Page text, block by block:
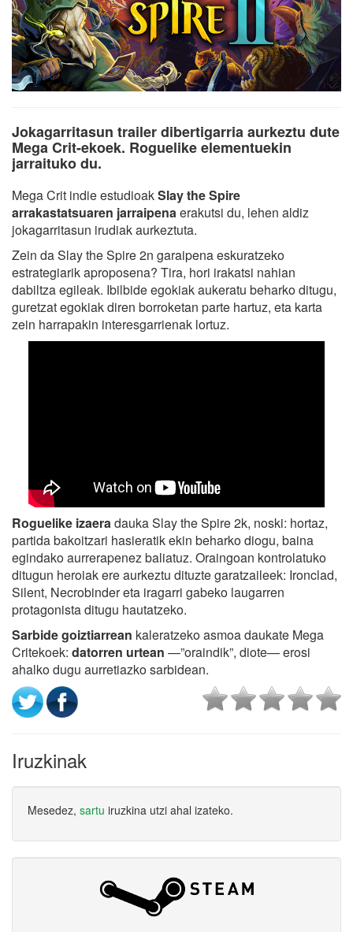
Jokagarritasun trailer dibertigarria aurkeztu dute
Mega Crit-ekoek. Roguelike elementuekin
jarraituko du.
Mega Crit indie estudioakSlay the Spire
arrakastatsuaren jarraipenaerakutsi du, lehen aldiz
jokagarritasun irudiak aurkeztuta.
Zein da Slay the Spire 2n garaipena eskuratzeko
estrategiarik aproposena? Tira, hori irakatsi nahian
dabiltza egileak. Ibilbide egokiak aukeratu beharko ditugu,
guretzat egokiak diren borroketan parte hartuz, eta karta
zein harrapakin interesgarrienak lortuz.
Roguelike izaera dauka Slay the Spire 2k, noski: hortaz,
partida bakoitzari hasieratik ekin beharko diogu, baina
egindako aurrerapenez baliatuz. Oraingoan kontrolatuko
ditugun heroiak ere aurkeztu dituzte garatzaileek: Ironclad,
Silent, Necrobinder eta iragarri gabeko laugarren
protagonista ditugu hautatzeko.
Sarbide goiztiarrean kaleratzeko asmoa daukate Mega
Critekoek: datorren urtean —”oraindik”, diote— erosi
ahalko dugu aurretiazko sarbidean.
Iruzkinak
Mesedez, sartu iruzkina utzi ahal izateko.